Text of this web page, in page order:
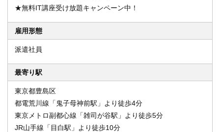
★無料IT講座受け放題キャンペーン中！
雇用形態
派遣社員
最寄り駅
東京都豊島区
都電荒川線「鬼子母神前駅」より徒歩4分
東京メトロ副都心線「雑司が谷駅」より徒歩5分
JR山手線「目白駅」より徒歩10分